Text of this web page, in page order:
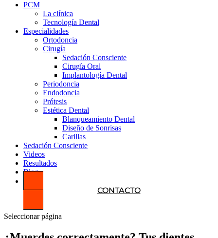
PCM
La clínica
Tecnología Dental
Especialidades
Ortodoncia
Cirugía
Sedación Consciente
Cirugía Oral
Implantología Dental
Periodoncia
Endodoncia
Prótesis
Estética Dental
Blanqueamiento Dental
Diseño de Sonrisas
Carillas
Sedación Consciente
Videos
Resultados
Blog
CONTACTO
Seleccionar página